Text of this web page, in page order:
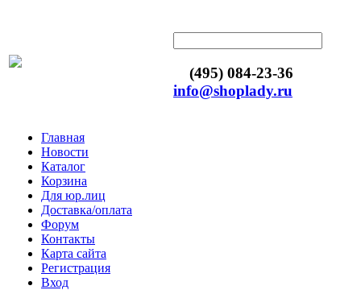
(495) 084-23-36
info@shoplady.ru
Главная
Новости
Каталог
Корзина
Для юр.лиц
Доставка/оплата
Форум
Контакты
Карта сайта
Регистрация
Вход